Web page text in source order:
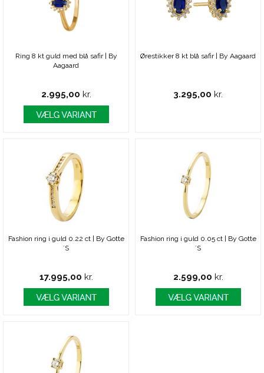
Ring 8 kt guld med blå safir | By
Aagaard
2.995,00 kr.
Ørestikker 8 kt blå safir | By Aagaard
3.295,00 kr.
Fashion ring i guld 0.22 ct | By Gotte
´S
17.995,00 kr.
Fashion ring i guld 0.05 ct | By Gotte
´S
2.599,00 kr.